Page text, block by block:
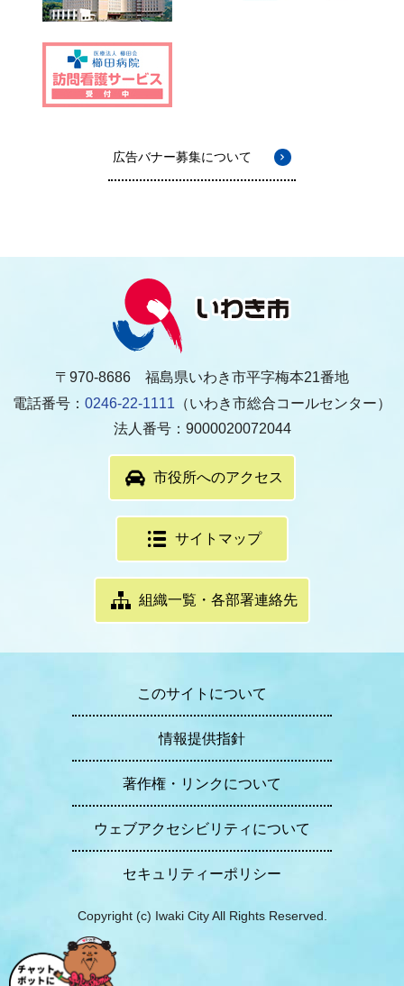
広告バナー募集について
〒970-8686 福島県いわき市平字梅本21番地
電話番号： 0246-22-1111 （いわき市総合コールセンター）
法人番号：9000020072044
市役所へのアクセス
サイトマップ
組織一覧・各部署連絡先
このサイトについて
情報提供指針
著作権・リンクについて
ウェブアクセシビリティについて
セキュリティーポリシー
Copyright (c) Iwaki City All Rights Reserved.